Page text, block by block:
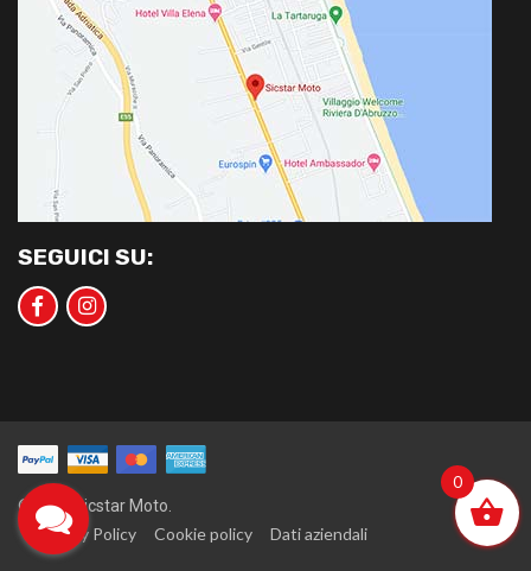
SEGUICI SU:
©2020 Sicstar Moto.
Privacy Policy Cookie policy Dati aziendali
0